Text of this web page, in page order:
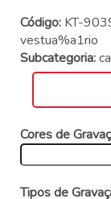
Código: KT-
vestua%a1rio
Subcategoria:
Cores de
Tipos de